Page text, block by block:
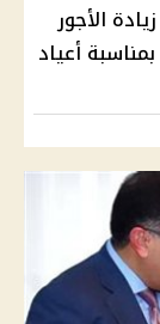
الأجور
أعياد